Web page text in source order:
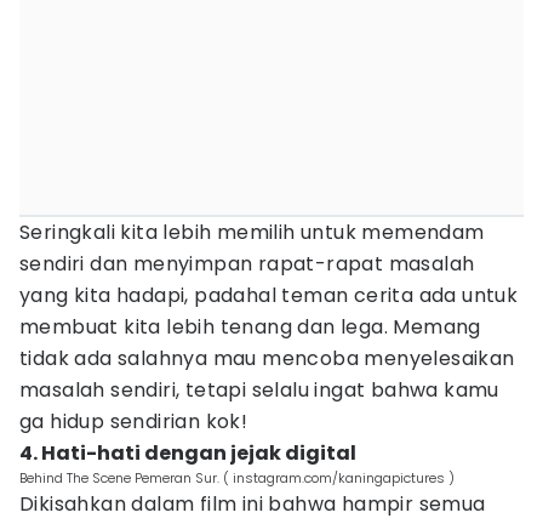
Seringkali kita lebih memilih untuk memendam
sendiri dan menyimpan rapat-rapat masalah
yang kita hadapi, padahal teman cerita ada untuk
membuat kita lebih tenang dan lega. Memang
tidak ada salahnya mau mencoba menyelesaikan
masalah sendiri, tetapi selalu ingat bahwa kamu
ga hidup sendirian kok!
4. Hati-hati dengan jejak digital
Behind The Scene Pemeran Sur. ( instagram.com/kaningapictures )
Dikisahkan dalam film ini bahwa hampir semua